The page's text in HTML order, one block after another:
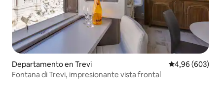
Departamento en Trevi Calificación
4,96 (603)
Fontana di Trevi, impresionante vista frontal